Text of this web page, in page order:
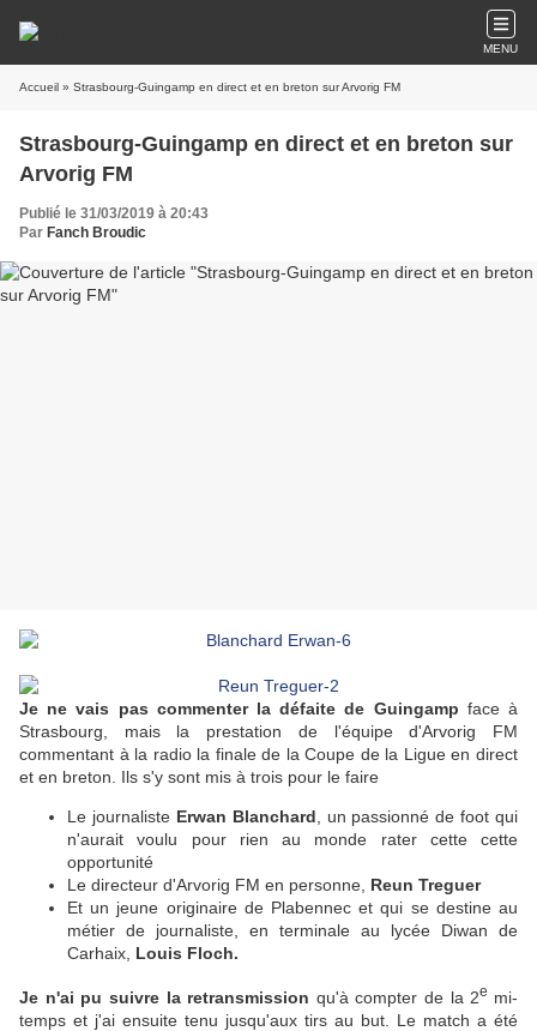
MENU
Accueil » Strasbourg-Guingamp en direct et en breton sur Arvorig FM
Strasbourg-Guingamp en direct et en breton sur
Arvorig FM
Publié le 31/03/2019 à 20:43
Par Fanch Broudic
Je ne vais pas commenter la défaite de Guingamp face à
Strasbourg, mais la prestation de l'équipe d'Arvorig FM
commentant à la radio la finale de la Coupe de la Ligue en direct
et en breton. Ils s'y sont mis à trois pour le faire
Le journalisteErwan Blanchard , un passionné de foot qui
n'aurait voulu pour rien au monde rater cette cette
opportunité
Le directeur d'Arvorig FM en personne, Reun Treguer
Et un jeune originaire de Plabennec et qui se destine au
métier de journaliste, en terminale au lycée Diwan de
Carhaix, Louis Floch.
Je n'ai pu suivre la retransmission qu'à compter de la 2e mi-
temps et j'ai ensuite tenu jusqu'aux tirs au but. Le match a été